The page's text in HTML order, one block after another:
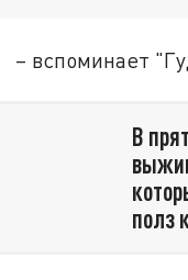
– вспоминает
В
полз